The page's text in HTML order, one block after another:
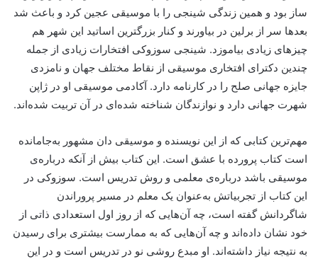
ساز بود و همین زندگی شینجی را با موسیقی عجین کرد و باعث شد
بعدها سر از برلین در بیاورند و کنار بزرگترین اساتید این شهر هم
چیزهای زیادی بیاموزد. شینجی سوزوکی افتخارات زیادی از جمله
چندین دکترای افتخاری موسیقی از نقاط مختلف جهان و نامزدی
جایزه جهانی صلح را در کارنامه دارد. آکادمی موسیقی او در ژاپن
شهرت جهانی دارد و نوازندگان شناخته شده‌ای در آن تربیت شده‌اند.
مهم‌ترین کتابی که از این نویسنده و موسیقی دان مشهور به‌جامانده
است کتاب پرورده با عشق است. این کتاب بیش از آنکه درباره‌ی
موسیقی باشد درباره‌ی معلمی و روش تدریس است. سوزوکی در
این کتاب از تجربیاتش به‌عنوان یک معلم در مسیر پروراندن
شاگردانش گفته است، چه آن‌هایی که از روز اول استعدادی ذاتی از
خود نشان داده‌اند و چه آن‌هایی که به ممارست بیشتری برای رسیدن
به نتیجه نیاز داشته‌اند. او مبدع روشی نو در تدریس است و در این